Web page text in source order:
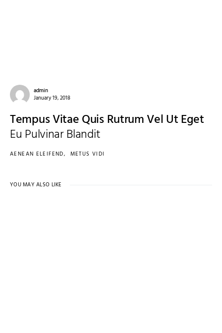
admin
January 19, 2018
Tempus Vitae Quis Rutrum Vel Ut Eget
Eu Pulvinar Blandit
AENEAN ELEIFEND METUS VIDI
YOU MAY ALSO LIKE